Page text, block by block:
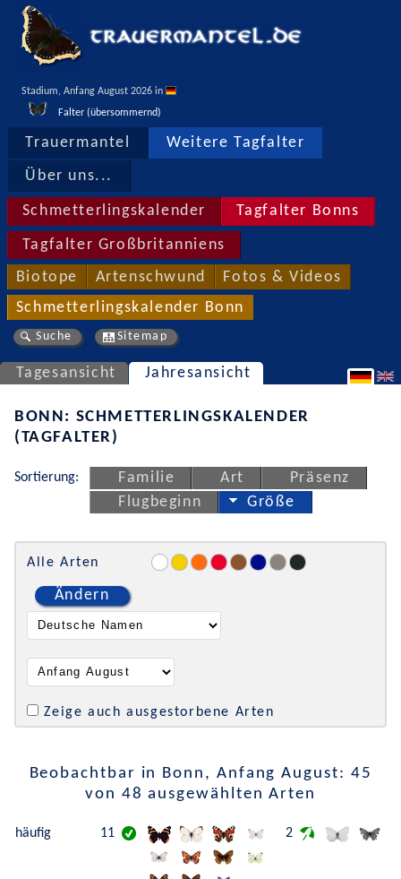
Stadium, Anfang August 2026 in
Falter (übersommernd)
Trauermantel Weitere Tagfalter
Über uns...
Schmetterlingskalender Tagfalter Bonns
Tagfalter Großbritanniens
Biotope Artenschwund Fotos & Videos
Schmetterlingskalender Bonn
Suche Sitemap
Tagesansicht Jahresansicht
BONN: SCHMETTERLINGSKALENDER
(TAGFALTER)
Sortierung: Familie Art
Präsenz
Flugbeginn
Größe
Alle Arten
Ändern
Zeige auch ausgestorbene Arten
Beobachtbar in Bonn, Anfang August: 45
von 48 ausgewählten Arten
häufig 11 2